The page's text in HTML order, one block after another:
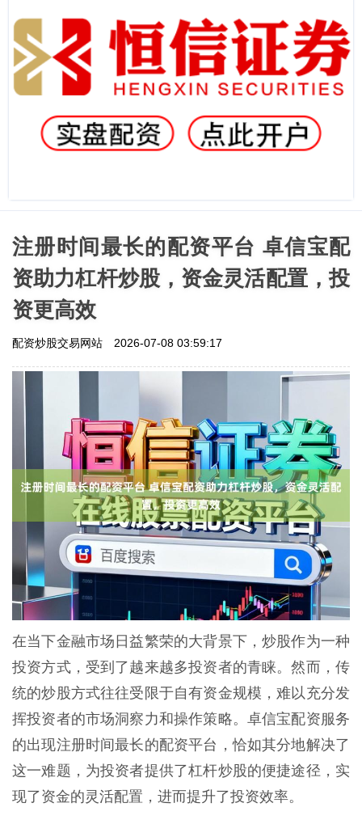
注册时间最长的配资平台 卓信宝配
资助力杠杆炒股，资金灵活配置，投
资更高效
配资炒股交易网站 2026-07-08 03:59:17
在当下金融市场日益繁荣的大背景下，炒股作为一种
投资方式，受到了越来越多投资者的青睐。然而，传
统的炒股方式往往受限于自有资金规模，难以充分发
挥投资者的市场洞察力和操作策略。卓信宝配资服务
的出现注册时间最长的配资平台，恰如其分地解决了
这一难题，为投资者提供了杠杆炒股的便捷途径，实
现了资金的灵活配置，进而提升了投资效率。